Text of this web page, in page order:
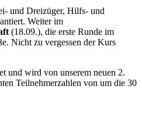
und Dreizüger, Hilfs- und
Weiter im
(18.09.), die erste Runde im
Nicht zu vergessen der Kurs
und wird von unserem neuen 2.
Teilnehmerzahlen von um die 30